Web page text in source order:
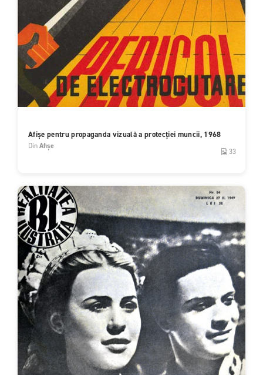
Afișe pentru propaganda vizuală a protecției muncii, 1968
DinAfișe
33